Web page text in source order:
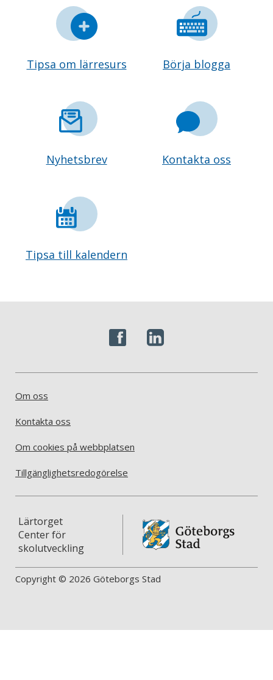
Tipsa om lärresurs Börja blogga
Nyhetsbrev Kontakta oss
Tipsa till kalendern
Om oss
Kontakta oss
Om cookies på webbplatsen
Tillgänglighetsredogörelse
Lärtorget
Center för
skolutveckling
Copyright © 2026 Göteborgs Stad